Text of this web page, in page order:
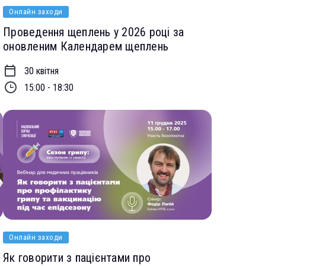
Онлайн заходи
Проведення щеплень у 2026 році за
оновленим Календарем щеплень
30 квітня
15:00 - 18:30
Онлайн заходи
Як говорити з пацієнтами про